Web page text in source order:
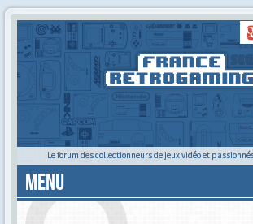
Le forum des collectionneurs de jeux vidéo et
MENU
Alors tu trouves ?